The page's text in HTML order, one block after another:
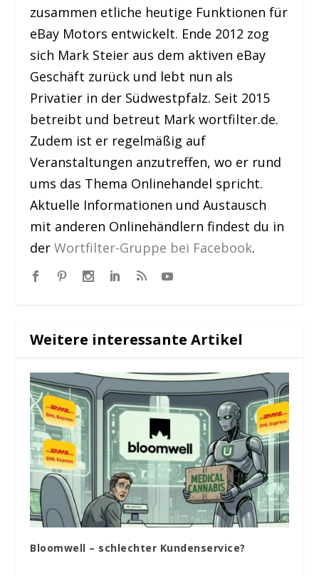
zusammen etliche heutige Funktionen für
eBay Motors entwickelt. Ende 2012 zog
sich Mark Steier aus dem aktiven eBay
Geschäft zurück und lebt nun als
Privatier in der Südwestpfalz. Seit 2015
betreibt und betreut Mark wortfilter.de.
Zudem ist er regelmäßig auf
Veranstaltungen anzutreffen, wo er rund
ums das Thema Onlinehandel spricht.
Aktuelle Informationen und Austausch
mit anderen Onlinehändlern findest du in
derWortfilter-Gruppe bei Facebook.
Weitere interessante Artikel
Bloomwell – schlechter Kundenservice?